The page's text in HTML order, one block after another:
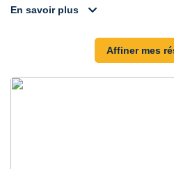
En savoir plus expand_more
Affiner mes